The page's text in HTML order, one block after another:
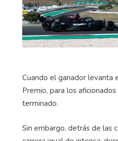
Cuando el ganador levanta
Premio, para los
terminado.
Sin embargo, detrás de las